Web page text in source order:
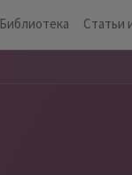
Библиотека Статьи